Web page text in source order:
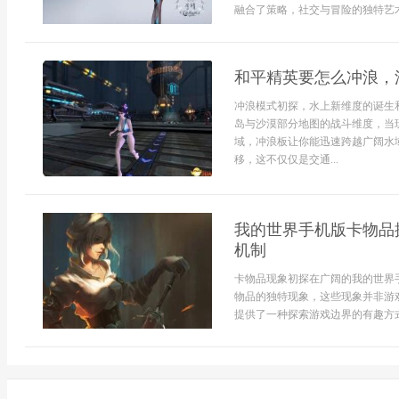
融合了策略，社交与冒险的独特
和平精英要怎么冲浪
冲浪模式初探，水上新维度的诞
岛与沙漠部分地图的战斗维度，
域，冲浪板让你能迅速跨越广阔
移，这不仅仅是交通...
我的世界手机版卡物
机制
卡物品现象初探在广阔的我的世
物品的独特现象，这些现象并非
提供了一种探索游戏边界的有趣方